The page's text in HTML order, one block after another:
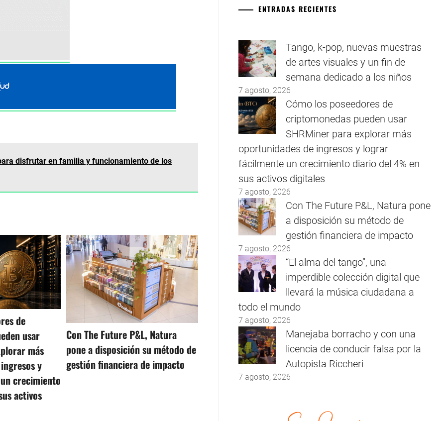
disfrutar en familia y funcionamiento de los
de
usar
más
y
crecimiento
activos
Con The Future P&L, Natura
pone a disposición su método de
gestión financiera de impacto
ENTRADAS RECIENTES
Tango, k-pop, nuevas muestras
de artes visuales y un fin de
semana dedicado a los niños
7 agosto, 2026
Cómo los poseedores de
criptomonedas pueden usar
SHRMiner para explorar más
oportunidades de ingresos y lograr
fácilmente un crecimiento diario del 4% en
sus activos digitales
7 agosto, 2026
Con The Future P&L, Natura pone
a disposición su método de
gestión financiera de impacto
7 agosto, 2026
“El alma del tango”, una
imperdible colección digital que
llevará la música ciudadana a
todo el mundo
7 agosto, 2026
Manejaba borracho y con una
licencia de conducir falsa por la
Autopista Riccheri
7 agosto, 2026